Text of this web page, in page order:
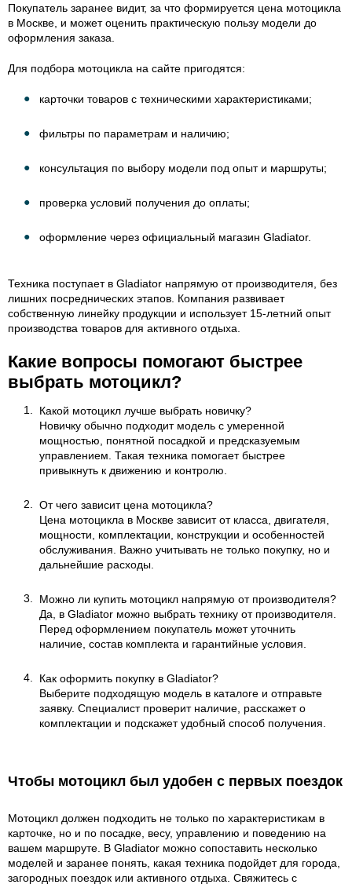
Покупатель заранее видит, за что формируется цена мотоцикла
в Москве, и может оценить практическую пользу модели до
оформления заказа.
Для подбора мотоцикла на сайте пригодятся:
карточки товаров с техническими характеристиками;
фильтры по параметрам и наличию;
консультация по выбору модели под опыт и маршруты;
проверка условий получения до оплаты;
оформление через официальный магазин Gladiator.
Техника поступает в Gladiator напрямую от производителя, без
лишних посреднических этапов. Компания развивает
собственную линейку продукции и использует 15-летний опыт
производства товаров для активного отдыха.
Какие вопросы помогают быстрее
выбрать мотоцикл?
Какой мотоцикл лучше выбрать новичку?
Новичку обычно подходит модель с умеренной
мощностью, понятной посадкой и предсказуемым
управлением. Такая техника помогает быстрее
привыкнуть к движению и контролю.
От чего зависит цена мотоцикла?
Цена мотоцикла в Москве зависит от класса, двигателя,
мощности, комплектации, конструкции и особенностей
обслуживания. Важно учитывать не только покупку, но и
дальнейшие расходы.
Можно ли купить мотоцикл напрямую от производителя?
Да, в Gladiator можно выбрать технику от производителя.
Перед оформлением покупатель может уточнить
наличие, состав комплекта и гарантийные условия.
Как оформить покупку в Gladiator?
Выберите подходящую модель в каталоге и отправьте
заявку. Специалист проверит наличие, расскажет о
комплектации и подскажет удобный способ получения.
Чтобы мотоцикл был удобен с первых поездок
Мотоцикл должен подходить не только по характеристикам в
карточке, но и по посадке, весу, управлению и поведению на
вашем маршруте. В Gladiator можно сопоставить несколько
моделей и заранее понять, какая техника подойдет для города,
загородных поездок или активного отдыха. Свяжитесь с